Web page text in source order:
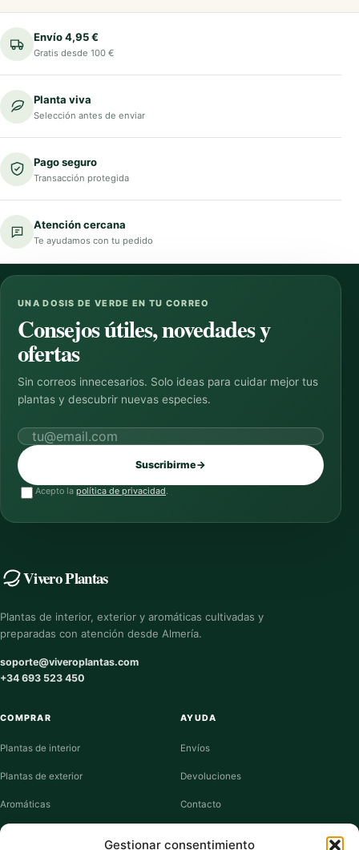
Gestionar consentimiento
Envío 4,95 €
Gratis desde 100 €
Planta viva
Selección antes de enviar
Pago seguro
Transacción protegida
Atención cercana
Te ayudamos con tu pedido
UNA DOSIS DE VERDE EN TU CORREO
Consejos útiles, novedades y
ofertas
Sin correos innecesarios. Solo ideas para cuidar mejor tus
plantas y descubrir nuevas especies.
Correo electrónico
Suscribirme→
Acepto la política de privacidad.
Vivero Plantas
Plantas de interior, exterior y aromáticas cultivadas y
preparadas con atención desde Almería.
soporte@viveroplantas.com
+34 693 523 450
COMPRAR
Plantas de interior
Plantas de exterior
Aromáticas
Suculentas
AYUDA
Envíos
Devoluciones
Contacto